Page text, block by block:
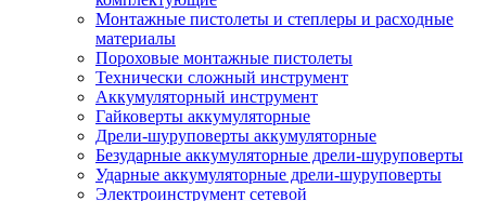
Монтажные пистолеты и степлеры и расходные
материалы
Пороховые монтажные пистолеты
Технически сложный инструмент
Аккумуляторный инструмент
Гайковерты аккумуляторные
Дрели-шуруповерты аккумуляторные
Безударные аккумуляторные дрели-шуруповерты
Ударные аккумуляторные дрели-шуруповерты
Электроинструмент сетевой